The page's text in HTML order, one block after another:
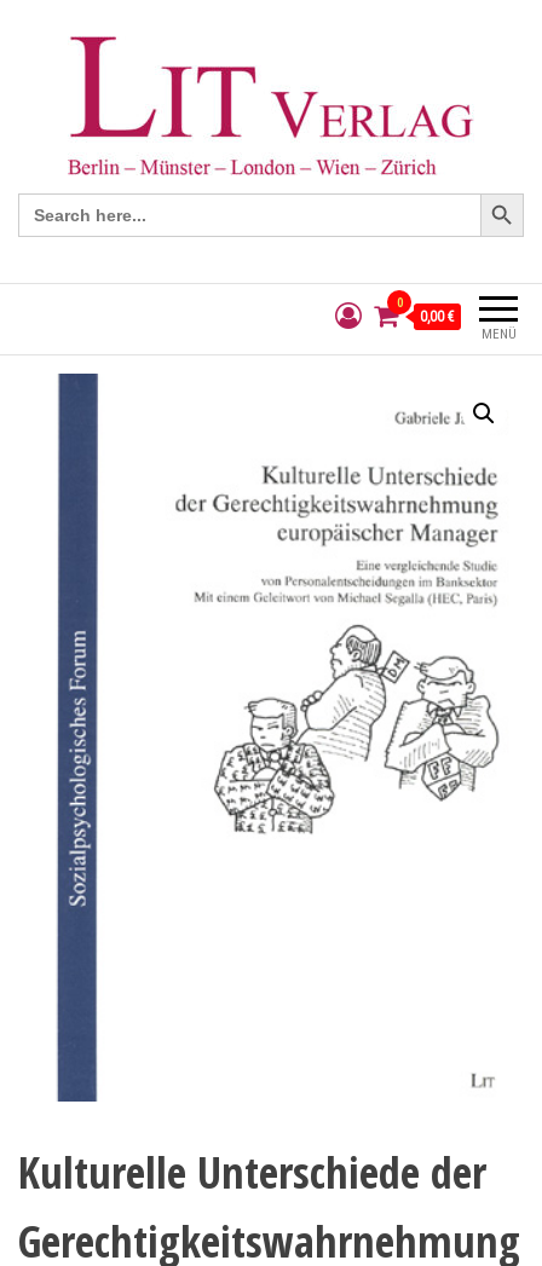
Search
for:
Search Button
MENÜ
0
0,00 €
Kulturelle Unterschiede der
Gerechtigkeitswahrnehmung